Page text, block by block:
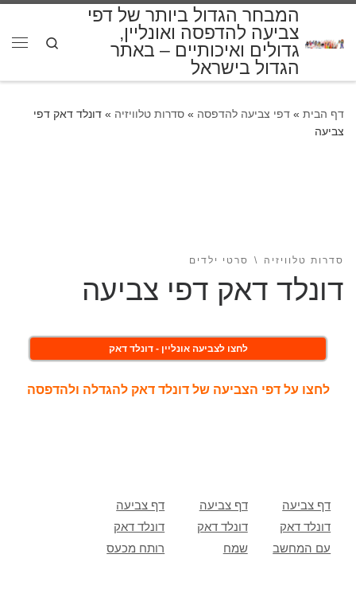
המבחר הגדול ביותר של דפי
צביעה להדפסה ואונליין,
גדולים ואיכותיים – באתר
הגדול בישראל
Search
דף הבית » דפי צביעה להדפסה » סדרות טלוויזיה » דונלד דאק דפי
צביעה
סדרות טלוויזיה סרטי ילדים
דונלד דאק דפי צביעה
לחצו לצביעה אונליין - דונלד דאק
לחצו על דפי הצביעה של דונלד דאק להגדלה ולהדפסה
דף צביעה
דונלד דאק
רותח מכעס
דף צביעה
דונלד דאק
שמח
דף צביעה
דונלד דאק
עם המחשב